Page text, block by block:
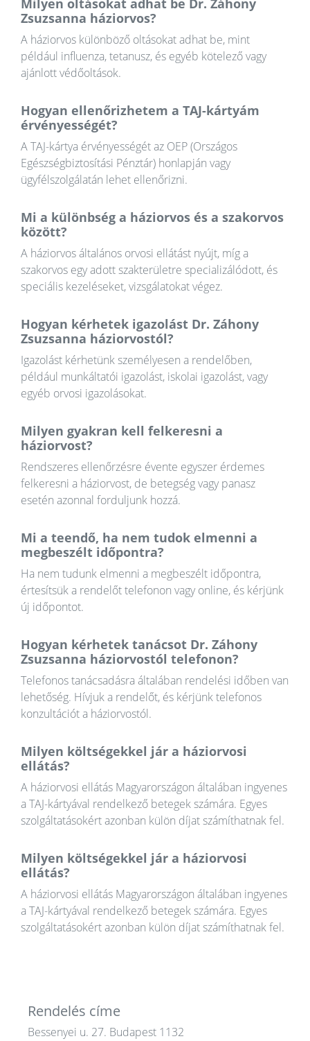
Milyen oltásokat adhat be Dr. Záhony
Zsuzsanna háziorvos?
A háziorvos különböző oltásokat adhat be, mint
például influenza, tetanusz, és egyéb kötelező vagy
ajánlott védőoltások.
Hogyan ellenőrizhetem a TAJ-kártyám
érvényességét?
A TAJ-kártya érvényességét az OEP (Országos
Egészségbiztosítási Pénztár) honlapján vagy
ügyfélszolgálatán lehet ellenőrizni.
Mi a különbség a háziorvos és a szakorvos
között?
A háziorvos általános orvosi ellátást nyújt, míg a
szakorvos egy adott szakterületre specializálódott, és
speciális kezeléseket, vizsgálatokat végez.
Hogyan kérhetek igazolást Dr. Záhony
Zsuzsanna háziorvostól?
Igazolást kérhetünk személyesen a rendelőben,
például munkáltatói igazolást, iskolai igazolást, vagy
egyéb orvosi igazolásokat.
Milyen gyakran kell felkeresni a
háziorvost?
Rendszeres ellenőrzésre évente egyszer érdemes
felkeresni a háziorvost, de betegség vagy panasz
esetén azonnal forduljunk hozzá.
Mi a teendő, ha nem tudok elmenni a
megbeszélt időpontra?
Ha nem tudunk elmenni a megbeszélt időpontra,
értesítsük a rendelőt telefonon vagy online, és kérjünk
új időpontot.
Hogyan kérhetek tanácsot Dr. Záhony
Zsuzsanna háziorvostól telefonon?
Telefonos tanácsadásra általában rendelési időben van
lehetőség. Hívjuk a rendelőt, és kérjünk telefonos
konzultációt a háziorvostól.
Milyen költségekkel jár a háziorvosi
ellátás?
A háziorvosi ellátás Magyarországon általában ingyenes
a TAJ-kártyával rendelkező betegek számára. Egyes
szolgáltatásokért azonban külön díjat számíthatnak fel.
Milyen költségekkel jár a háziorvosi
ellátás?
A háziorvosi ellátás Magyarországon általában ingyenes
a TAJ-kártyával rendelkező betegek számára. Egyes
szolgáltatásokért azonban külön díjat számíthatnak fel.
Rendelés címe
Bessenyei u. 27. Budapest 1132